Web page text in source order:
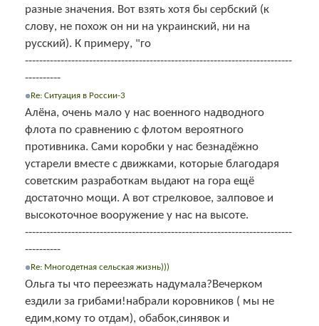
разные значения. Вот взять хотя бы сербский (к
слову, не похож он ни на украинский, ни на
русский). К примеру, "го
---------------------------------------------------------------------------
----------
Re: Ситуация в России-3
Алёна, очень мало у нас военного надводного
флота по сравнению с флотом вероятного
противника. Сами коробки у нас безнадёжно
устарели вместе с движками, которые благодаря
советским разработкам выдают на гора ещё
достаточно мощи. А вот стрелковое, залповое и
высокоточное вооружение у нас на высоте.
---------------------------------------------------------------------------
----------
Re: Многодетная сельская жизнь)))
Ольга ты что переезжать надумала?Вечерком
ездили за грибами!набрали коровников ( мы не
едим,кому то отдам), обабок,синявок и